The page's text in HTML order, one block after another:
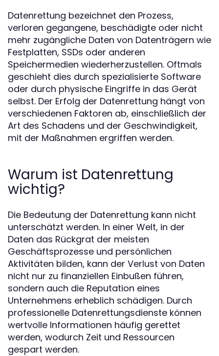
Datenrettung bezeichnet den Prozess,
verloren gegangene, beschädigte oder nicht
mehr zugängliche Daten von Datenträgern wie
Festplatten, SSDs oder anderen
Speichermedien wiederherzustellen. Oftmals
geschieht dies durch spezialisierte Software
oder durch physische Eingriffe in das Gerät
selbst. Der Erfolg der Datenrettung hängt von
verschiedenen Faktoren ab, einschließlich der
Art des Schadens und der Geschwindigkeit,
mit der Maßnahmen ergriffen werden.
Warum ist Datenrettung
wichtig?
Die Bedeutung der Datenrettung kann nicht
unterschätzt werden. In einer Welt, in der
Daten das Rückgrat der meisten
Geschäftsprozesse und persönlichen
Aktivitäten bilden, kann der Verlust von Daten
nicht nur zu finanziellen Einbußen führen,
sondern auch die Reputation eines
Unternehmens erheblich schädigen. Durch
professionelle Datenrettungsdienste können
wertvolle Informationen häufig gerettet
werden, wodurch Zeit und Ressourcen
gespart werden.